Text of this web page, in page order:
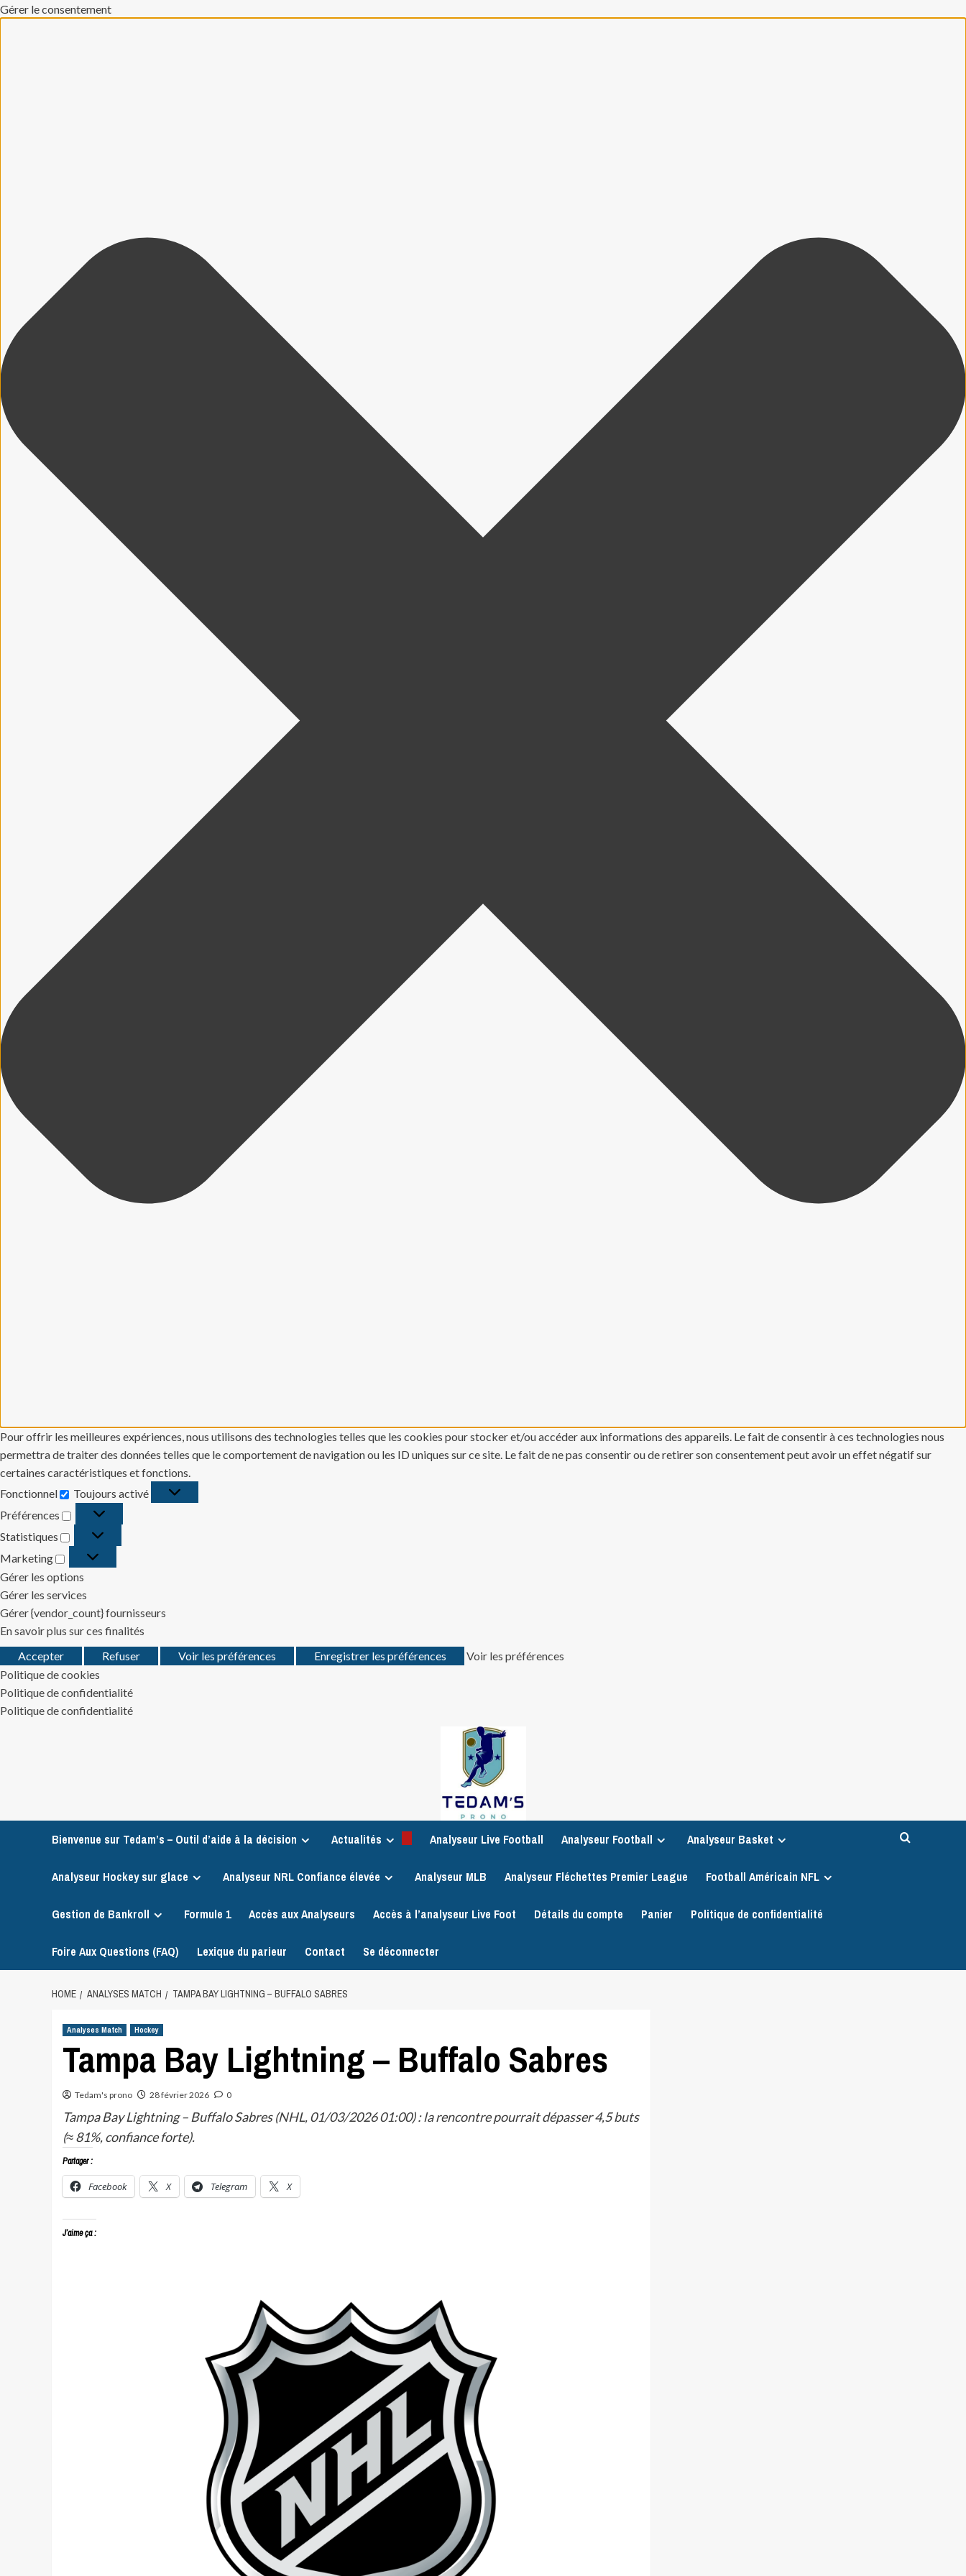
Gérer le consentement
Pour offrir les meilleures expériences, nous utilisons des technologies telles que les cookies pour stocker et/ou accéder aux informations des appareils. Le fait de consentir à ces technologies nous
permettra de traiter des données telles que le comportement de navigation ou les ID uniques sur ce site. Le fait de ne pas consentir ou de retirer son consentement peut avoir un effet négatif sur
certaines caractéristiques et fonctions.
Fonctionnel
Fonctionnel
Toujours activé
Préférences
Préférences
Statistiques
Statistiques
Marketing
Marketing
Gérer les options
Gérer les services
Gérer {vendor_count} fournisseurs
En savoir plus sur ces finalités
Accepter
Refuser Voir les préférences Enregistrer les préférences
Voir les préférences
Politique de cookies
Politique de confidentialité
Politique de confidentialité
Bienvenue sur Tedam’s – Outil d’aide à la décision Actualités Analyseur Live Football Analyseur Football Analyseur Basket
Analyseur Hockey sur glace Analyseur NRL Confiance élevée Analyseur MLB Analyseur Fléchettes Premier League Football Américain NFL
Gestion de Bankroll Formule 1 Accès aux Analyseurs Accès à l’analyseur Live Foot Détails du compte Panier Politique de confidentialité
Foire Aux Questions (FAQ) Lexique du parieur Contact Se déconnecter
HOME ANALYSES MATCH TAMPA BAY LIGHTNING – BUFFALO SABRES
Analyses Match Hockey
Tampa Bay Lightning – Buffalo Sabres
Tedam's prono 28 février 2026 0
Tampa Bay Lightning – Buffalo Sabres (NHL, 01/03/2026 01:00) : la rencontre pourrait dépasser 4,5 buts
(≈ 81%, confiance forte).
Partager :
Facebook X Telegram X
J’aime ça :